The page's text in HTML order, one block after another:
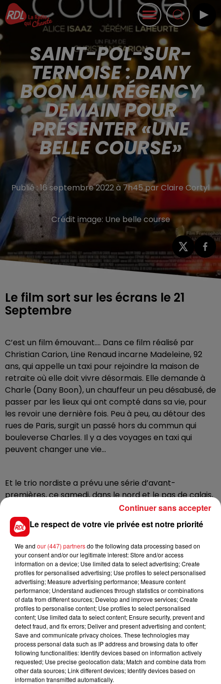
SAINT-POL-SUR-
TERNOISE : DANY
BOON AU RÉGENCY
DEMAIN POUR
PRÉSENTER «UNE
BELLE COURSE»
Publié : 16 septembre 2022 à 7h45 par Claire Cortyl
Crédit image: Une belle course
Le film sort sur les écrans le 21
Septembre
C’est un film émouvant…. Dans ce film réalisé par
Christian Carion, Line Renaud incarne Madeleine, 92
ans, qui appelle un taxi pour rejoindre la maison de
retraite où elle doit vivre désormais. Elle demande à
Charle (Dany Boon), un chauffeur un peu désabusé, de
passer par les lieux qui ont compté dans sa vie, pour
les revoir une dernière fois. Peu à peu, au détour des
rues de Paris, surgit un passé hors du commun qui
bouleverse Charles. Il y a des voyages en taxi qui
peuvent changer une vie…
Et le trio nordiste a prévu une série d’avant-
premières, ce samedi, dans le nord et le pas de calais,
notamment au Régency de Saint-Pol-Sur-Ternoise, à
14 heures. D’autres avant-premières sont
programmées au Mégarama d’Arras, à 17h15, au
Kinépolis de Lomme à 20h, puis à l’UGC de Lille, à
20h45. Dany Boon et Christian Carion vont participer
à toutes ces dates. Line Renaud, elle, est attendue
pour la séance de Lomme uniquement. La productrice
Laure Irrman est aussi de la partie.
FIL D'ACTUS
Le respect de votre vie privée est notre priorité
We and our (447) partnersdo the following data processing based on
your consent and/or our legitimate interest: Store and/or access
information on a device; Use limited data to select advertising; Create
profiles for personalised advertising; Use profiles to select personalised
advertising; Measure advertising performance; Measure content
performance; Understand audiences through statistics or combinations
of data from different sources; Develop and improve services; Create
profiles to personalise content; Use profiles to select personalised
content; Use limited data to select content; Ensure security, prevent and
detect fraud, and fix errors; Deliver and present advertising and content;
Save and communicate privacy choices. These technologies may
process personal data such as IP address and browsing data to offer
following functionalities: Identify devices based on information actively
requested; Use precise geolocation data; Match and combine data from
other data sources; Link different devices; Identify devices based on
information transmitted automatically.
Continuer sans accepter